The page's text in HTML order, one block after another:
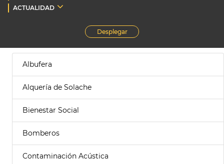
ACTUALIDAD
Desplegar
Albufera
Alquería de Solache
Bienestar Social
Bomberos
Contaminación Acústica